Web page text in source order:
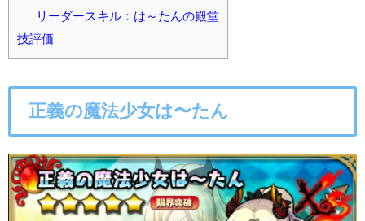
リーダースキル：は～たんの殿堂
技評価
正義の魔法少女は〜たん